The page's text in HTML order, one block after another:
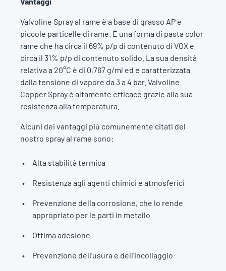
Valvoline Spray al rame è a base di grasso AP e
piccole particelle di rame. È una forma di pasta color
rame che ha circa il 69% p/p di contenuto di VOX e
circa il 31% p/p di contenuto solido. La sua densità
relativa a 20°C è di 0,767 g/ml ed è caratterizzata
dalla tensione di vapore da 3 a 4 bar. Valvoline
Copper Spray è altamente efficace grazie alla sua
resistenza alla temperatura.
Alcuni dei vantaggi più comunemente citati del
nostro spray al rame sono:
Alta stabilità termica
Resistenza agli agenti chimici e atmosferici
Prevenzione della corrosione, che lo rende
appropriato per le parti in metallo
Ottima adesione
Prevenzione dell'usura e dell'incollaggio